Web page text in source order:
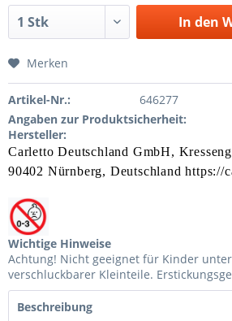
In den
Merken
Artikel-Nr.:
646277
Angaben zur Produktsicherheit:
Hersteller:
Carletto Deutschland GmbH,
90402 Nürnberg, Deutschland https://
Wichtige Hinweise
Achtung! Nicht geeignet für Kinder
verschluckbarer Kleinteile.
Beschreibung